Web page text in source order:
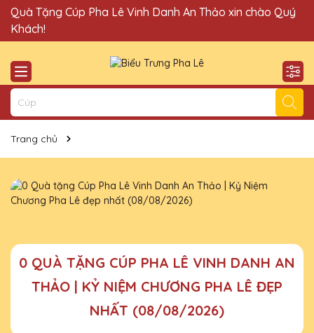
Quà Tặng Cúp Pha Lê Vinh Danh An Thảo xin chào Quý
Khách!
Trang chủ
0 QUÀ TẶNG CÚP PHA LÊ VINH DANH AN
THẢO | KỶ NIỆM CHƯƠNG PHA LÊ ĐẸP
NHẤT (08/08/2026)